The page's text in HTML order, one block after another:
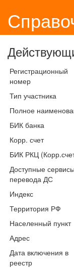
Регистрационный
номер
Тип участника
Полное
БИК банка
Корр. счет
БИК РКЦ
Доступные сервисы
перевода ДС
Индекс
Территория РФ
Населенный пункт
Адрес
Дата включения в
реестр